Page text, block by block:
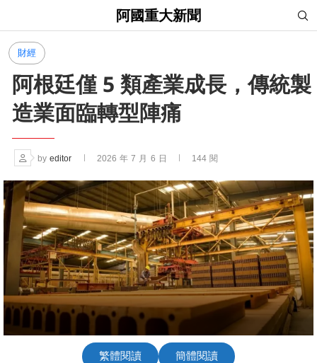
阿國重大新聞
財經
阿根廷僅 5 類產業成長，傳統製
造業面臨轉型陣痛
byeditor 2026 年 7 月 6 日 144 閱
繁體閱讀 簡體閱讀